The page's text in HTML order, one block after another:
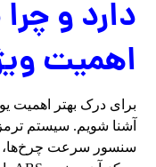
اهمیت
سنسور سرعت چرخ‌ها،